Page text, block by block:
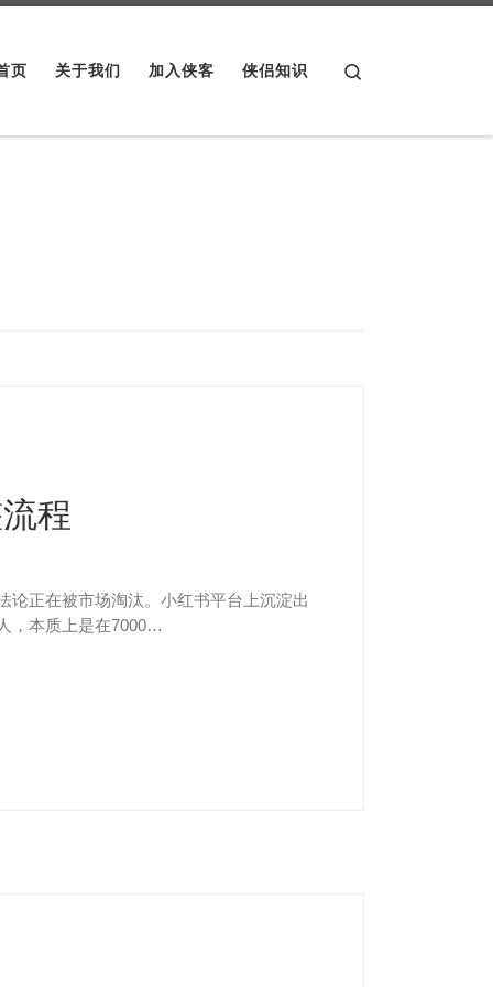
页 关于我们 加入侠客 侠侣知识
程
论正在被市场淘汰。小红书平台上沉淀出
，本质上是在7000…